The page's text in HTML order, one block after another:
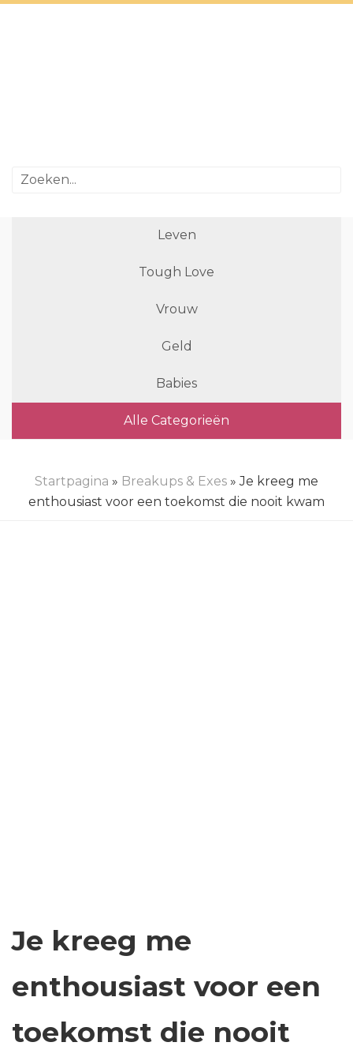
Leven
Tough Love
Vrouw
Geld
Babies
Alle Categorieën
Startpagina » Breakups & Exes » Je kreeg me
enthousiast voor een toekomst die nooit kwam
Je kreeg me
enthousiast voor een
toekomst die nooit